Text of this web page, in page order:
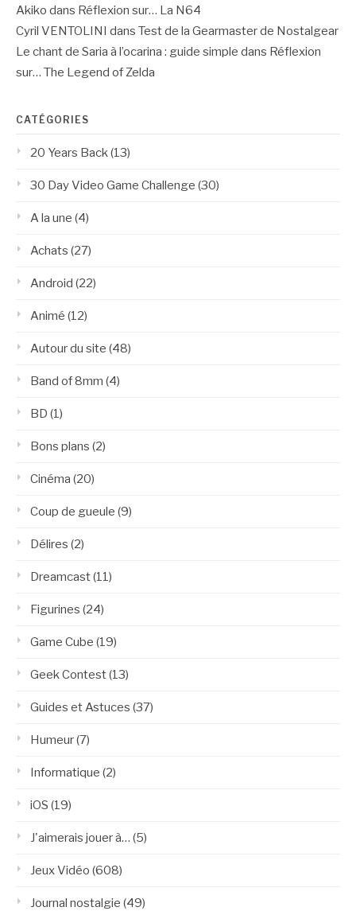
Akiko dans Réflexion sur… La N64
Cyril VENTOLINI dans Test de la Gearmaster de Nostalgear
Le chant de Saria à l’ocarina : guide simple dans Réflexion
sur… The Legend of Zelda
CATÉGORIES
20 Years Back(13)
30 Day Video Game Challenge (30)
A la une (4)
Achats (27)
Android (22)
Animé (12)
Autour du site (48)
Band of 8mm (4)
BD (1)
Bons plans (2)
Cinéma (20)
Coup de gueule (9)
Délires (2)
Dreamcast(11)
Figurines (24)
Game Cube (19)
Geek Contest(13)
Guides et Astuces (37)
Humeur(7)
Informatique (2)
iOS (19)
J'aimerais jouer à… (5)
Jeux Vidéo (608)
Journal nostalgie (49)